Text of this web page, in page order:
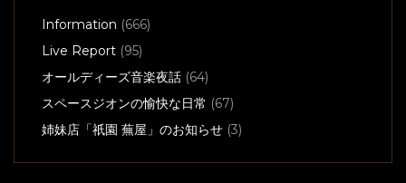
Information (666)
Live Report (95)
オールディーズ音楽夜話 (64)
スペースジオンの愉快な日常 (67)
姉妹店「祇園 蕪屋」のお知らせ (3)